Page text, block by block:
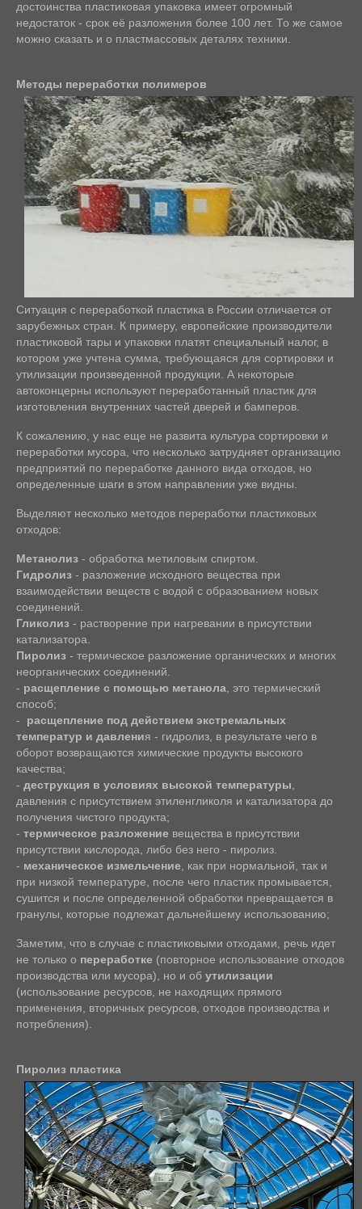
достоинства пластиковая упаковка имеет огромный
недостаток - срок её разложения более 100 лет. То же самое
можно сказать и о пластмассовых деталях техники.
Методы переработки полимеров
Ситуация с переработкой пластика в России отличается от
зарубежных стран. К примеру, европейские производители
пластиковой тары и упаковки платят специальный налог, в
котором уже учтена сумма, требующаяся для сортировки и
утилизации произведенной продукции. А некоторые
автоконцерны используют переработанный пластик для
изготовления внутренних частей дверей и бамперов.
К сожалению, у нас еще не развита культура сортировки и
переработки мусора, что несколько затрудняет организацию
предприятий по переработке данного вида отходов, но
определенные шаги в этом направлении уже видны.
Выделяют несколько методов переработки пластиковых
отходов:
Метанолиз - обработка метиловым спиртом.
Гидролиз - разложение исходного вещества при
взаимодействии веществ с водой с образованием новых
соединений.
Гликолиз - растворение при нагревании в присутствии
катализатора.
Пиролиз - термическое разложение органических и многих
неорганических соединений.
- расщепление с помощью метанола, это термический
способ;
- расщепление под действием экстремальных
температур и давления - гидролиз, в результате чего в
оборот возвращаются химические продукты высокого
качества;
- деструкция в условиях высокой температуры,
давления с присутствием этиленгликоля и катализатора до
получения чистого продукта;
- термическое разложение вещества в присутствии
присутствии кислорода, либо без него - пиролиз.
- механическое измельчение, как при нормальной, так и
при низкой температуре, после чего пластик промывается,
сушится и после определенной обработки превращается в
гранулы, которые подлежат дальнейшему использованию;
Заметим, что в случае с пластиковыми отходами, речь идет
не только о переработке (повторное использование отходов
производства или мусора), но и об утилизации
(использование ресурсов, не находящих прямого
применения, вторичных ресурсов, отходов производства и
потребления).
Пиролиз пластика